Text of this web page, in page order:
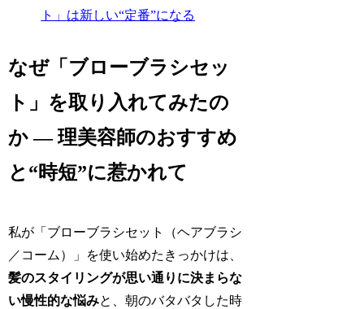
ト」は新しい“定番”になる
なぜ「ブローブラシセッ
ト」を取り入れてみたの
か ― 理美容師のおすすめ
と“時短”に惹かれて
私が「ブローブラシセット（ヘアブラシ
／コーム）」を使い始めたきっかけは、
髪のスタイリングが思い通りに決まらな
い慢性的な悩みと、朝のバタバタした時